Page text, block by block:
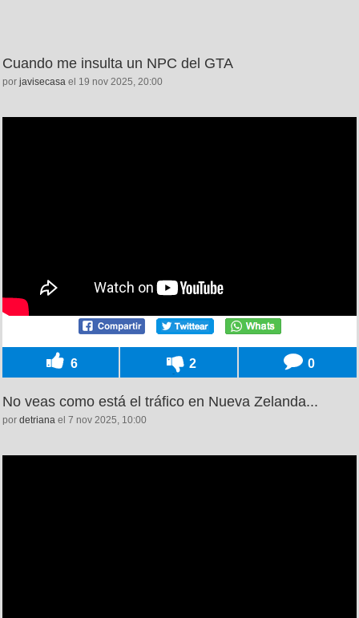
Cuando me insulta un NPC del GTA
por javisecasa el 19 nov 2025, 20:00
6 2 0
No veas como está el tráfico en Nueva Zelanda...
por detriana el 7 nov 2025, 10:00